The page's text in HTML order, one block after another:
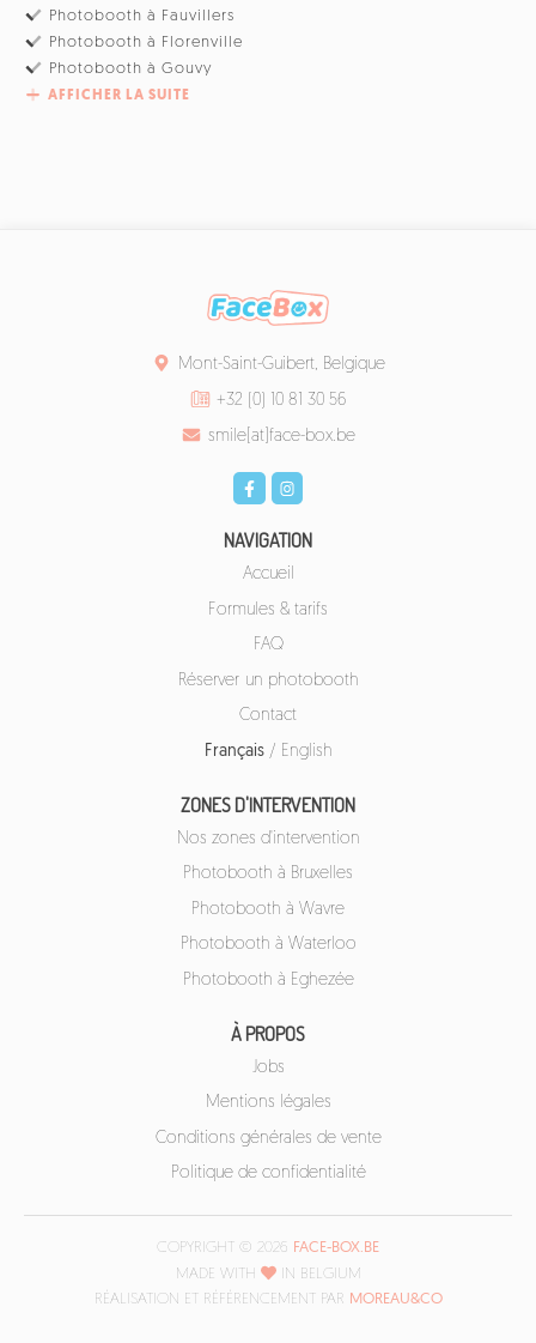
Photobooth à Fauvillers
Photobooth à Florenville
Photobooth à Gouvy
AFFICHER LA SUITE
Mont-Saint-Guibert, Belgique
+32 (0) 10 81 30 56
smile[at]face-box.be
NAVIGATION
Accueil
Formules & tarifs
FAQ
Réserver un photobooth
Contact
Français/ English
ZONES D'INTERVENTION
Nos zones d'intervention
Photobooth à Bruxelles
Photobooth à Wavre
Photobooth à Waterloo
Photobooth à Eghezée
À PROPOS
Jobs
Mentions légales
Conditions générales de vente
Politique de confidentialité
COPYRIGHT © 2026 FACE-BOX.BE
MADE WITH
IN BELGIUM
RÉALISATION ET RÉFÉRENCEMENT PAR MOREAU&CO